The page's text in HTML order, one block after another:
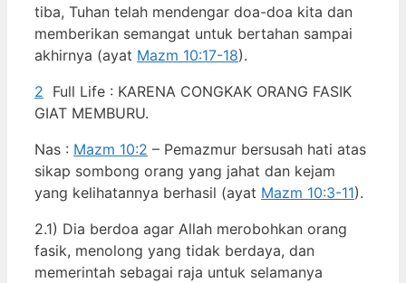
tiba, Tuhan telah mendengar doa-doa kita dan
memberikan semangat untuk bertahan sampai
akhirnya (ayat Mazm 10:17-18).
2 Full Life : KARENA CONGKAK ORANG FASIK
GIAT MEMBURU.
Nas : Mazm 10:2 – Pemazmur bersusah hati atas
sikap sombong orang yang jahat dan kejam
yang kelihatannya berhasil (ayat Mazm 10:3-11).
2.1) Dia berdoa agar Allah merobohkan orang
fasik, menolong yang tidak berdaya, dan
memerintah sebagai raja untuk selamanya